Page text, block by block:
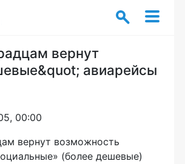
вернут
авиарейсы
00:00
вернут возможность
(более дешевые)